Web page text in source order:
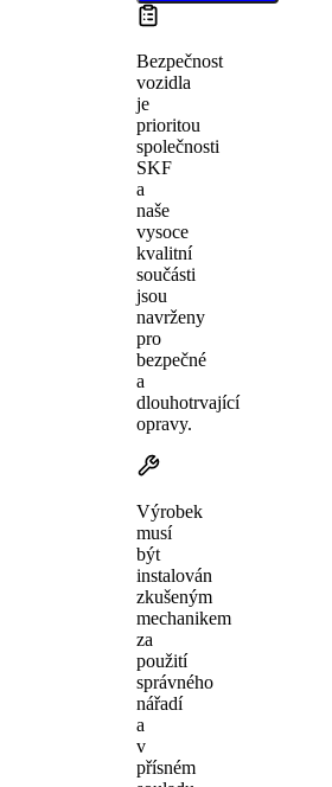
Bezpečnost
vozidla
je
prioritou
společnosti
SKF
a
naše
vysoce
kvalitní
součásti
jsou
navrženy
pro
bezpečné
a
dlouhotrvající
opravy.
Výrobek
musí
být
instalován
zkušeným
mechanikem
za
použití
správného
nářadí
a
v
přísném